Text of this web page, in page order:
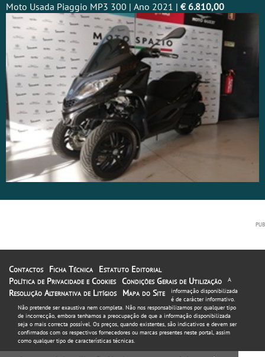
Moto Usada Piaggio MP3 300 | Ano 2021 | € 6.810,00
Contactos Ficha Técnica
Estatuto Editorial
Política de Privacidade e Cookies Condições Gerais de Utilização
Resolução Alternativa de Litígios
Mapa do Site
A
informação disponibilizada
é de carácter informativo.
Não pretende ser exaustiva nem completa. Não nos responsabilizamos por qualquer tipo
de incorrecção, embora tenhamos a preocupação de que a informação disponibilizada
seja o mais correcta possível. Os preços, quando existentes, são indicativos e devem ser
confirmados com os respectivos fornecedores ou marcas presentes neste portal, assim
como qualquer tipo de características técnicas.